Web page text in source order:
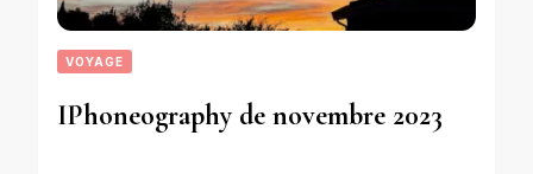
VOYAGE
IPhoneography de novembre 2023